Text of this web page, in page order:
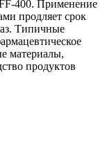
400. Применение
продляет срок
Типичные
материалы,
продуктов